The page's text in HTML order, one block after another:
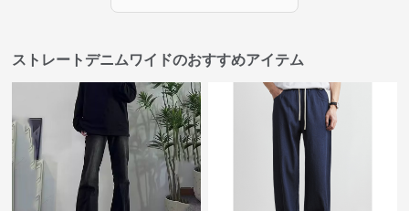
ストレートデニムワイドのおすすめアイテム